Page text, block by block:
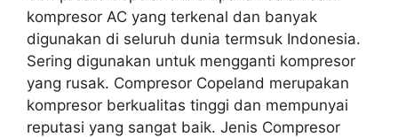
kompresor AC yang terkenal dan banyak
digunakan di seluruh dunia termsuk Indonesia.
Sering digunakan untuk mengganti kompresor
yang rusak. Compresor Copeland merupakan
kompresor berkualitas tinggi dan mempunyai
reputasi yang sangat baik. Jenis Compresor